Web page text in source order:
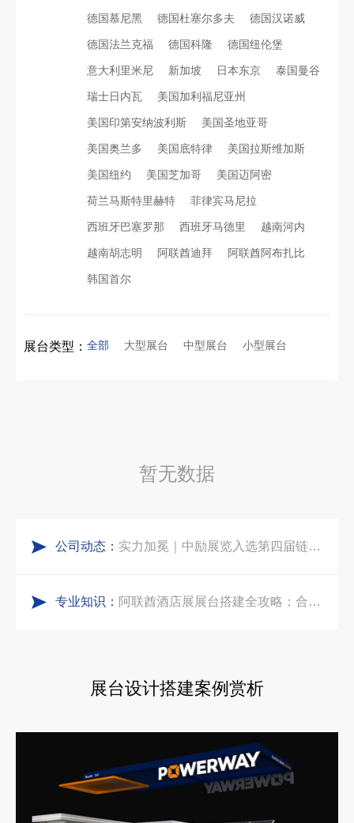
德国慕尼黑 德国杜塞尔多夫 德国汉诺威
德国法兰克福 德国科隆 德国纽伦堡
意大利里米尼 新加坡 日本东京 泰国曼谷
瑞士日内瓦 美国加利福尼亚州
美国印第安纳波利斯 美国圣地亚哥
美国奥兰多 美国底特律 美国拉斯维加斯
美国纽约 美国芝加哥 美国迈阿密
荷兰马斯特里赫特 菲律宾马尼拉
西班牙巴塞罗那 西班牙马德里 越南河内
越南胡志明 阿联酋迪拜 阿联酋阿布扎比
韩国首尔
展台类型： 全部 大型展台 中型展台 小型展台
暂无数据
公司动态： 实力加冕｜中励展览入选第四届链博会推荐搭建施工服务商名录
再获殊荣！中励展览荣获世界制药原料中国展可持续金奖
专业知识：
中东建材展特装展台验收确认区通关指南：避开这5个坑，省下20万
阿联酋酒店展展台搭建全攻略：合规落地、吸客转化、避坑实操指南
展台设计搭建案例赏析